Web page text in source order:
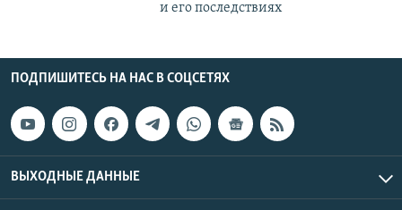
и его последствиях
ПОДПИШИТЕСЬ НА НАС В СОЦСЕТЯХ
ВЫХОДНЫЕ ДАННЫЕ